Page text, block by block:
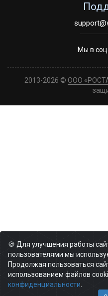
🍪 Для улучшения работы
пользователями мы
Продолжая пользоваться
использованием файлов
конфиденциальности
Мы в
2013-2026 © ООО